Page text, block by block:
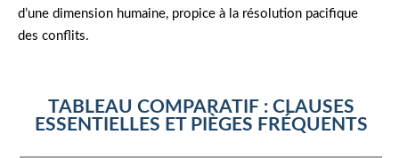
d’une dimension humaine, propice à la résolution pacifique
des conflits.
TABLEAU COMPARATIF : CLAUSES
ESSENTIELLES ET PIÈGES FRÉQUENTS